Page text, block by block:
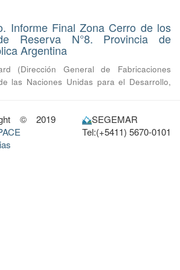
Informe Final Zona Cerro de los
Reserva N°8. Provincia de
Argentina
(Dirección General de Fabricaciones
las Naciones Unidas para el Desarrollo,
© 2019
SEGEMAR
Tel:(+5411) 5670-0101